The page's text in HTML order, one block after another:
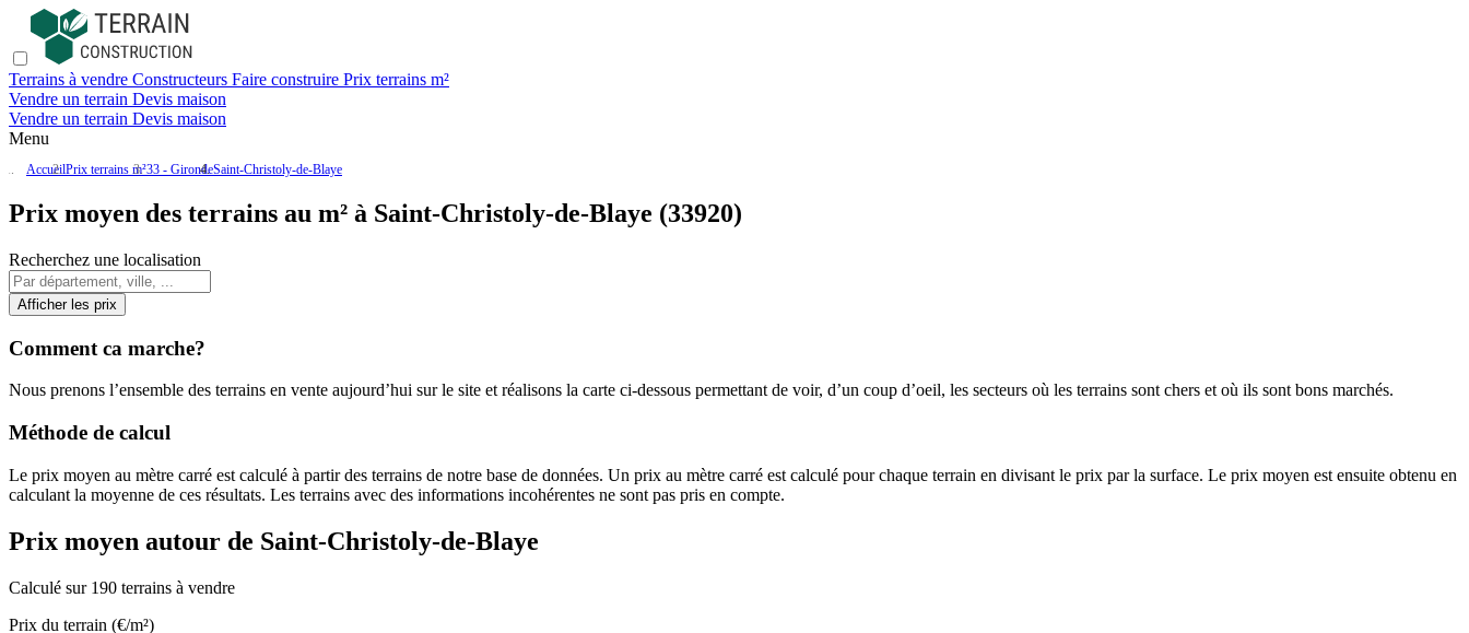
Terrains à vendre Constructeurs Faire construire Prix terrains m²
Vendre un terrain Devis maison
Vendre un terrain Devis maison
Menu
AccueilPrix terrains m²33 - GirondeSaint-Christoly-de-Blaye
Prix moyen des terrains au m² à Saint-Christoly-de-Blaye (33920)
Recherchez une localisation
Afficher les prix
Comment ca marche?
Nous prenons l’ensemble des terrains en vente aujourd’hui sur le site et réalisons la carte ci-dessous permettant de voir, d’un coup d’oeil, les secteurs où les terrains sont chers et où ils sont bons marchés.
Méthode de calcul
Le prix moyen au mètre carré est calculé à partir des terrains de notre base de données. Un prix au mètre carré est calculé pour chaque terrain en divisant le prix par la surface. Le prix moyen est ensuite obtenu en
calculant la moyenne de ces résultats. Les terrains avec des informations incohérentes ne sont pas pris en compte.
Prix moyen autour de Saint-Christoly-de-Blaye
Calculé sur 190 terrains à vendre
Prix du terrain (€/m²)